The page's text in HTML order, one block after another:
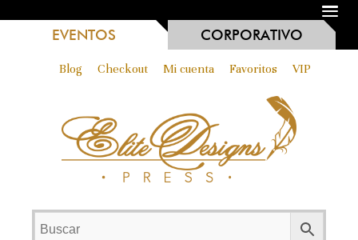
MENU
EVENTOS
CORPORATIVO
Blog Checkout Mi cuenta Favoritos VIP